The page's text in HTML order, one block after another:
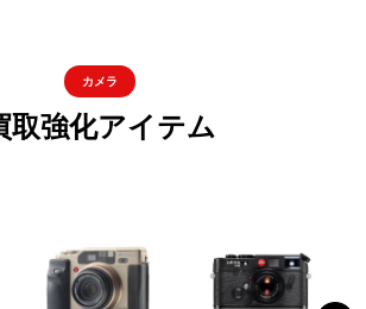
カメラ
取強化アイテム